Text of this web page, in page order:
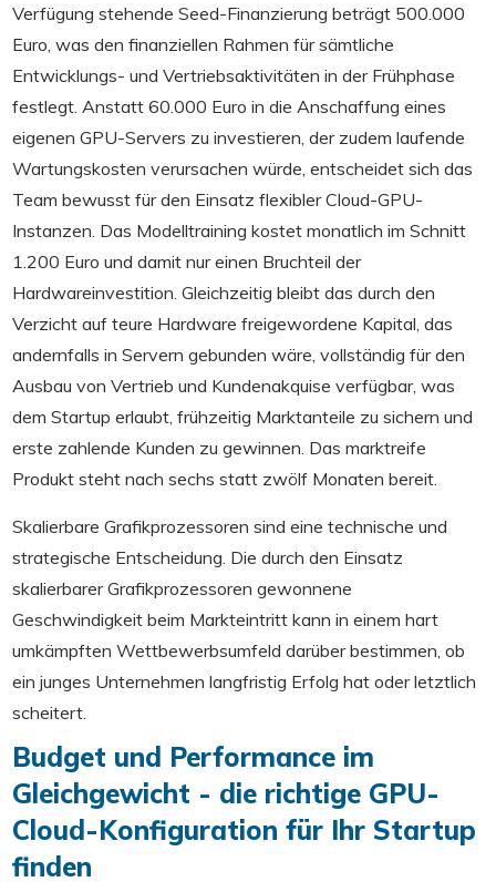
Verfügung stehende Seed-Finanzierung beträgt 500.000
Euro, was den finanziellen Rahmen für sämtliche
Entwicklungs- und Vertriebsaktivitäten in der Frühphase
festlegt. Anstatt 60.000 Euro in die Anschaffung eines
eigenen GPU-Servers zu investieren, der zudem laufende
Wartungskosten verursachen würde, entscheidet sich das
Team bewusst für den Einsatz flexibler Cloud-GPU-
Instanzen. Das Modelltraining kostet monatlich im Schnitt
1.200 Euro und damit nur einen Bruchteil der
Hardwareinvestition. Gleichzeitig bleibt das durch den
Verzicht auf teure Hardware freigewordene Kapital, das
andernfalls in Servern gebunden wäre, vollständig für den
Ausbau von Vertrieb und Kundenakquise verfügbar, was
dem Startup erlaubt, frühzeitig Marktanteile zu sichern und
erste zahlende Kunden zu gewinnen. Das marktreife
Produkt steht nach sechs statt zwölf Monaten bereit.
Skalierbare Grafikprozessoren sind eine technische und
strategische Entscheidung. Die durch den Einsatz
skalierbarer Grafikprozessoren gewonnene
Geschwindigkeit beim Markteintritt kann in einem hart
umkämpften Wettbewerbsumfeld darüber bestimmen, ob
ein junges Unternehmen langfristig Erfolg hat oder letztlich
scheitert.
Budget und Performance im
Gleichgewicht - die richtige GPU-
Cloud-Konfiguration für Ihr Startup
finden